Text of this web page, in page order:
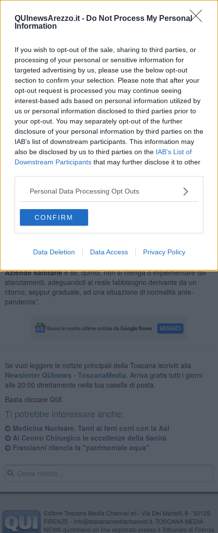
QUInewsArezzo.it - Do Not Process My Personal
Information
If you wish to opt-out of the sale, sharing to third parties, or
processing of your personal or sensitive information for
targeted advertising by us, please use the below opt-out
section to confirm your selection. Please note that after your
opt-out request is processed you may continue seeing
interest-based ads based on personal information utilized by
us or personal information disclosed to third parties prior to
your opt-out. You may separately opt-out of the further
disclosure of your personal information by third parties on the
IAB’s list of downstream participants. This information may
also be disclosed by us to third parties on the IAB’s List of
Downstream Participants that may further disclose it to other
Personal Data Processing Opt Outs
CONFIRM
Data Deletion Data Access Privacy Policy
AREZZO —“E’ nota l’importanza dellamedicina nuclearee
digitale, che ci risulta essere presente, in Toscana, solamente nel
nosocomio aretino”- Così Marco Casucci, Consigliere regionale
della Lega che rientra su un allarme lanciato nelle ultime ore dal
vicesindaco di Arezzo, Lucia Tanti.
“Il problema, colpevolmente ad oggi ignorato - prosegue il
Consigliere - è che, attualmente, ci risultano essere operativi solo
due specialisti,unnumero troppo esiguoconsiderate le
necessità”.
- che limita, giocoforza, l’attività dell’importante reparto. A fronte di
questa palese criticità ho quindipredisposto una specifica
interrogazionein cui chiedo di conoscere quali iniziative urgenti si
siano effettivamente adottate, o si vogliano prevedere, perché l’Asl
Toscana Sud-Est attivi le idonee procedure per incrementare
l’organico, ora in difetto, nell’ambito della Medicina Nucleare.”
valutazioneper l’impiego dellerisorse legate al budgetper
Aziende sanitariee se, quindi, non si ritenga d’implementare tali
stanziamenti, adeguandoli al reale fabbisogno derivante da un
ritorno, seppur graduale, ad una situazione di normalità ante-
pandemia”.
Se vuoi leggere le notizie principali della Toscana iscriviti alla
Newsletter QUInews - ToscanaMedia. Arriva gratis tutti i giorni
alle 20:00 direttamente nella tua casella di posta.
Basta cliccare QUI
Ti potrebbe interessare anche:
Medicina Nucleare, Tanti ai ferri corti con la Asl
Al Centro Chirurgico le eccellenze della Sanità
Fratoianni rilancia la "patrimoniale equa"
Editore Toscana Media Channel srl - Via Dei Martelli, 8 - 50129
FIRENZE - info@toscanamediachannel.it. TOSCANA MEDIA
NEWS quotidiano on line registrato presso il Tribunale di Firenze